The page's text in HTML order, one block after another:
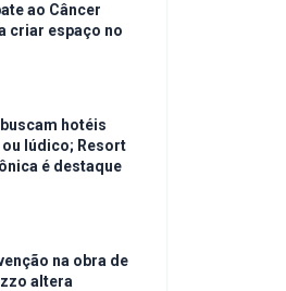
ao Câncer
criar espaço no
hotéis
lúdico; Resort
é destaque
na obra de
altera